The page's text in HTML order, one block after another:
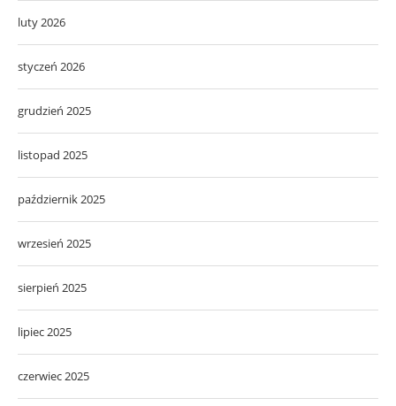
luty 2026
styczeń 2026
grudzień 2025
listopad 2025
październik 2025
wrzesień 2025
sierpień 2025
lipiec 2025
czerwiec 2025